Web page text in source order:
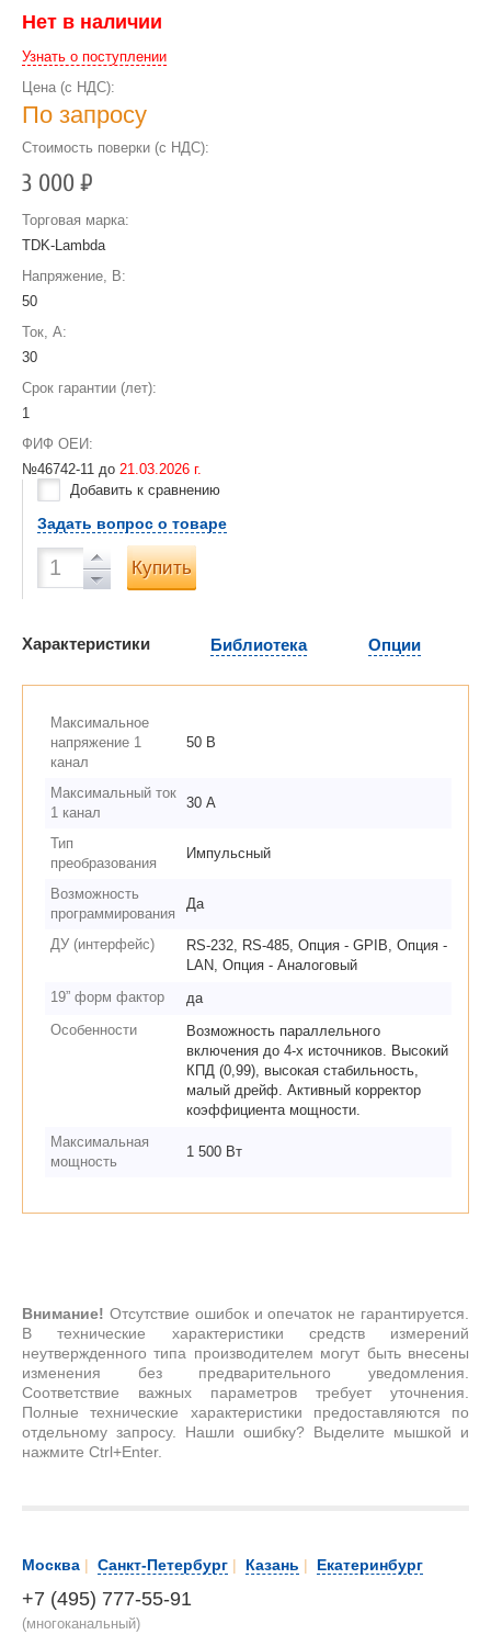
Нет в наличии
Узнать о поступлении
Цена (с НДС):
По запросу
Стоимость поверки (с НДС):
3 000Р
Торговая марка:
TDK-Lambda
Напряжение, В:
50
Ток, А:
30
Срок гарантии (лет):
1
ФИФ ОЕИ:
№46742-11 до 21.03.2026 г.
Добавить к сравнению
Задать вопрос о товаре
Купить
Характеристики Библиотека Опции
Максимальное
напряжение 1
канал
50 В
Максимальный ток
1 канал
30 А
Тип
преобразования
Импульсный
Возможность
программирования
Да
ДУ (интерфейс)
RS-232, RS-485, Опция - GPIB, Опция -
LAN, Опция - Аналоговый
19” форм фактор
да
Особенности
Возможность параллельного
включения до 4-х источников. Высокий
КПД (0,99), высокая стабильность,
малый дрейф. Активный корректор
коэффициента мощности.
Максимальная
мощность
1 500 Вт
Внимание! Отсутствие ошибок и опечаток не гарантируется.
В технические характеристики средств измерений
неутвержденного типа производителем могут быть внесены
изменения без предварительного уведомления.
Соответствие важных параметров требует уточнения.
Полные технические характеристики предоставляются по
отдельному запросу. Нашли ошибку? Выделите мышкой и
нажмите Ctrl+Enter.
Москва | Санкт-Петербург | Казань | Екатеринбург
+7 (495) 777-55-91
(многоканальный)